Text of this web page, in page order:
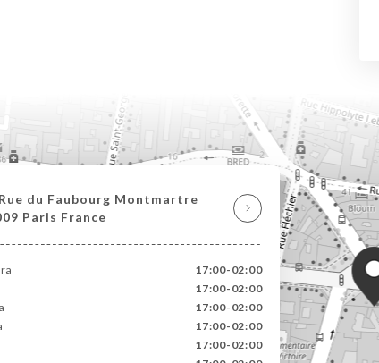
du Faubourg Montmartre
Paris France
17:00-02:00
17:00-02:00
17:00-02:00
17:00-02:00
17:00-02:00